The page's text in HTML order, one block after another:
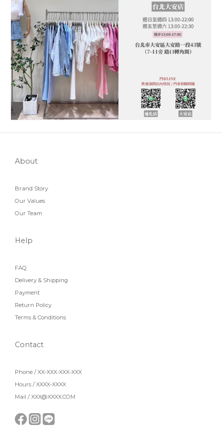
About
Brand Story
Our Values
Our Team
Help
FAQ
Delivery & Shipping
Payment
Return Policy
Terms & Conditions
Contact
Phone / XX-XXX-XXX-XXX
Hours / XXXX-XXXX
Mail / XXX@XXXX.COM